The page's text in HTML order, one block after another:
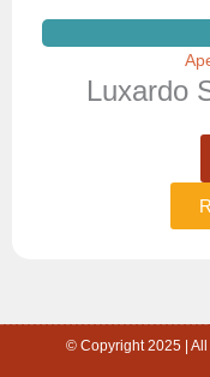
Luxardo
© Copyright 2025 |